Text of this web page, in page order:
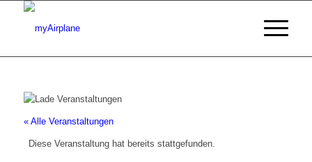
« Alle Veranstaltungen
Diese Veranstaltung hat bereits stattgefunden.